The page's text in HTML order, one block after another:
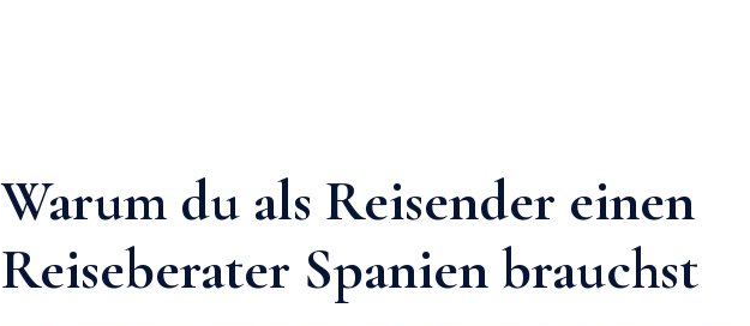
Warum du als Reisender einen
Reiseberater Spanien brauchst